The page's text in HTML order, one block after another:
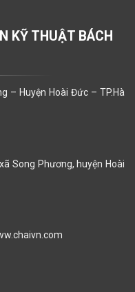
KỸ THUẬT BÁCH
– Huyện Hoài Đức – TP.Hà
Song Phương, huyện Hoài